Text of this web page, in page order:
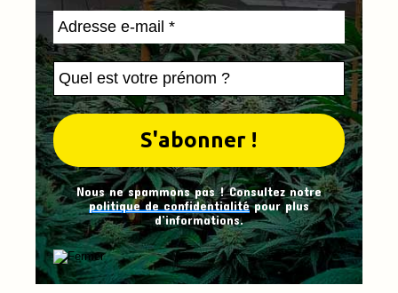
Nous ne spammons pas ! Consultez notre
politique de confidentialitépour plus
d’informations.